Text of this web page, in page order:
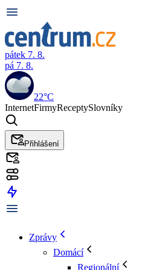
pátek 7. 8.
pá 7. 8.
22°C
InternetFirmyReceptySlovníky
Přihlášení
Zprávy
Domácí
Regionální